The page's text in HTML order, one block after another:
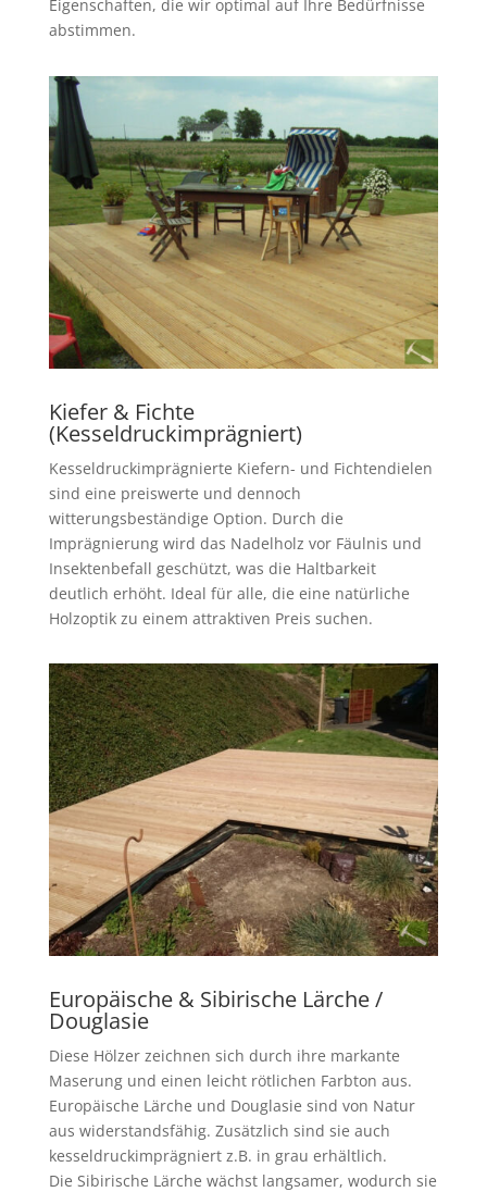
Eigenschaften, die wir optimal auf Ihre Bedürfnisse
abstimmen.
Kiefer & Fichte
(Kesseldruckimprägniert)
Kesseldruckimprägnierte Kiefern- und Fichtendielen
sind eine preiswerte und dennoch
witterungsbeständige Option. Durch die
Imprägnierung wird das Nadelholz vor Fäulnis und
Insektenbefall geschützt, was die Haltbarkeit
deutlich erhöht. Ideal für alle, die eine natürliche
Holzoptik zu einem attraktiven Preis suchen.
Europäische & Sibirische Lärche /
Douglasie
Diese Hölzer zeichnen sich durch ihre markante
Maserung und einen leicht rötlichen Farbton aus.
Europäische Lärche und Douglasie sind von Natur
aus widerstandsfähig. Zusätzlich sind sie auch
kesseldruckimprägniert z.B. in grau erhältlich.
Die Sibirische Lärche wächst langsamer, wodurch sie